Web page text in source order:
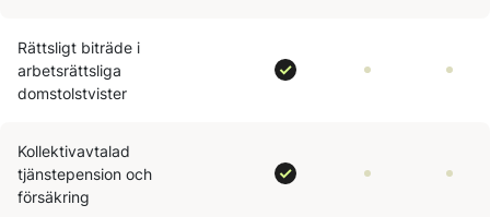
Rättsligt biträde i
arbetsrättsliga
domstolstvister
Kollektivavtalad
tjänstepension och
försäkring